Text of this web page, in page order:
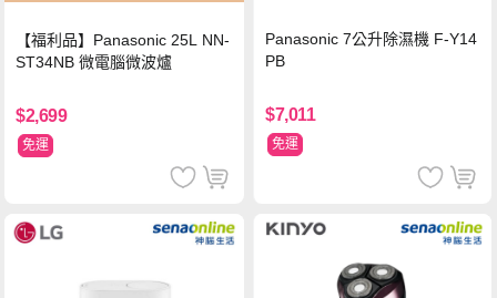
【福利品】Panasonic 25L NN-
ST34NB 微電腦微波爐
$2,699
免運
Panasonic 7公升除濕機 F-Y14
PB
$7,011
免運